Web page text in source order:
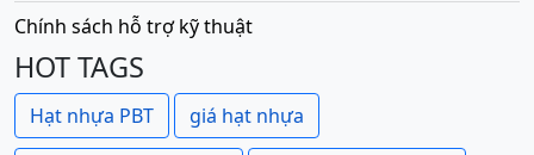
Chính sách hỗ trợ kỹ thuật
HOT TAGS
Hạt nhựa PBT giá hạt nhựa